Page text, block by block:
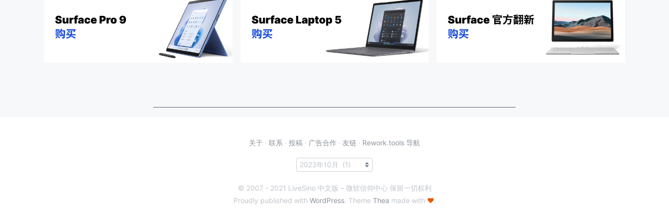
关于 · 联系 · 投稿 · 广告合作 · 友链 · Rework.tools 导航
© 2007 - 2021 LiveSino 中文版 – 微软信仰中心 保留一切权利
Proudly published with WordPress. Theme Thea made with ♥.